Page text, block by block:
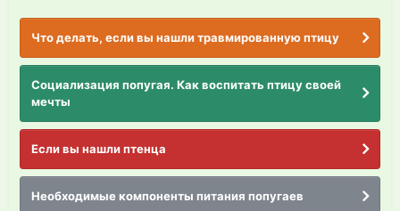
Что делать, если вы нашли травмированную птицу
Социализация попугая. Как воспитать птицу своей
мечты
Если вы нашли птенца
Необходимые компоненты питания попугаев